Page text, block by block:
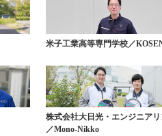
米子工業高等専門学校／
株式会社大日光・エンジニア
／Mono-Nikko